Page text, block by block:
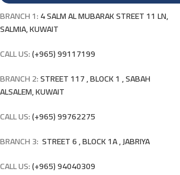
BRANCH 1:4 SALM AL MUBARAK STREET 11 LN,
SALMIA, KUWAIT
CALL US:(+965) 99117199
BRANCH 2:STREET 117 , BLOCK 1 , SABAH
ALSALEM, KUWAIT
CALL US:(+965) 99762275
BRANCH 3: STREET 6 , BLOCK 1A , JABRIYA
CALL US:(+965) 94040309